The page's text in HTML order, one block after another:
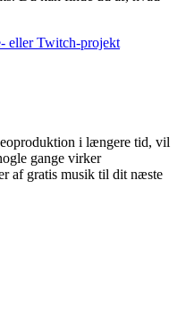
i længere tid, vil
gange virker
af gratis musik til dit næste